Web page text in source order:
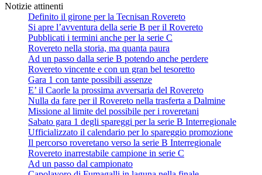
Notizie attinenti
Definito il girone per la Tecnisan Rovereto
Si apre l’avventura della serie B per il Rovereto
Pubblicati i termini anche per la serie C
Rovereto nella storia, ma quanta paura
Ad un passo dalla serie B potendo anche perdere
Rovereto vincente e con un gran bel tesoretto
Gara 1 con tante possibili assenze
E’ il Caorle la prossima avversaria del Rovereto
Nulla da fare per il Rovereto nella trasferta a Dalmine
Missione al limite del possibile per i roveretani
Sabato gara 1 degli spareggi per la serie B Interregionale
Ufficializzato il calendario per lo spareggio promozione
Il percorso roveretano verso la serie B Interregionale
Rovereto inarrestabile campione in serie C
Ad un passo dal campionato